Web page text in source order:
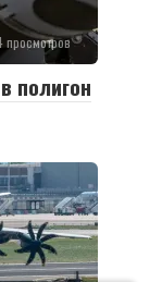
просмотров
полигон